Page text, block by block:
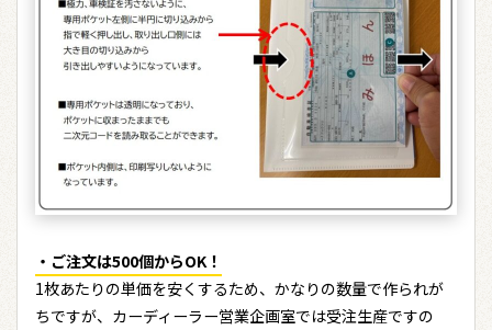
・ご注文は500個からOK！
1枚あたりの単価を安くするため、かなりの数量で作られが
ちですが、カーディーラー営業企画室では受注生産ですの